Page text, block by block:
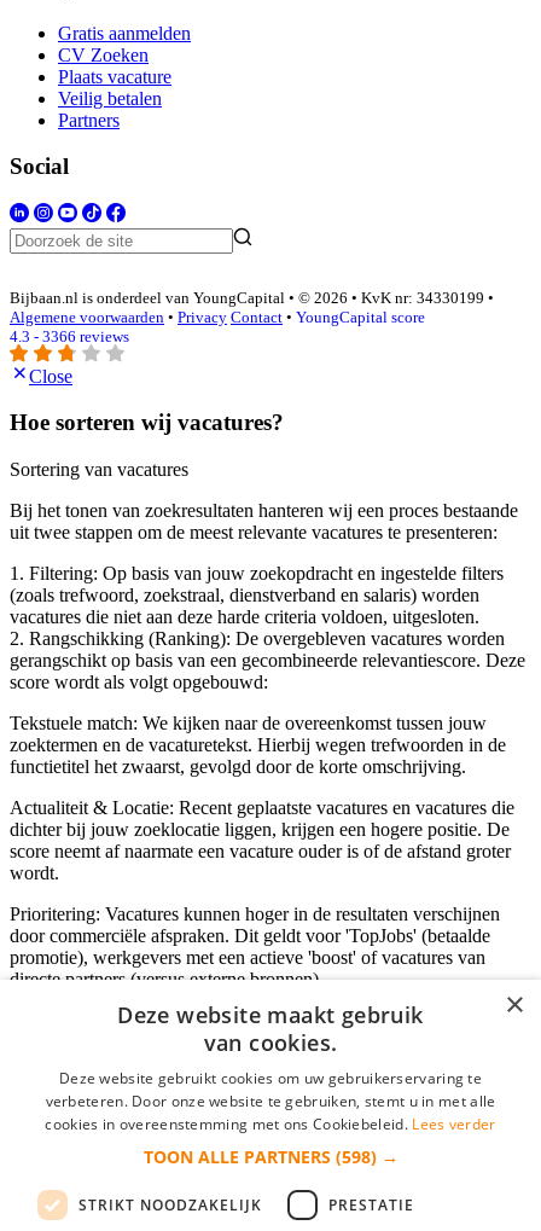
Gratis aanmelden
CV Zoeken
Plaats vacature
Veilig betalen
Partners
Social
Bijbaan.nl is onderdeel van YoungCapital • © 2026 • KvK nr: 34330199 •
Algemene voorwaarden • Privacy Contact • YoungCapital score
4.3 - 3366 reviews
Close
Hoe sorteren wij vacatures?
Sortering van vacatures
Bij het tonen van zoekresultaten hanteren wij een proces bestaande
uit twee stappen om de meest relevante vacatures te presenteren:
1. Filtering: Op basis van jouw zoekopdracht en ingestelde filters
(zoals trefwoord, zoekstraal, dienstverband en salaris) worden
vacatures die niet aan deze harde criteria voldoen, uitgesloten.
2. Rangschikking (Ranking): De overgebleven vacatures worden
gerangschikt op basis van een gecombineerde relevantiescore. Deze
score wordt als volgt opgebouwd:
Tekstuele match: We kijken naar de overeenkomst tussen jouw
zoektermen en de vacaturetekst. Hierbij wegen trefwoorden in de
functietitel het zwaarst, gevolgd door de korte omschrijving.
Actualiteit & Locatie: Recent geplaatste vacatures en vacatures die
dichter bij jouw zoeklocatie liggen, krijgen een hogere positie. De
score neemt af naarmate een vacature ouder is of de afstand groter
wordt.
Prioritering: Vacatures kunnen hoger in de resultaten verschijnen
door commerciële afspraken. Dit geldt voor 'TopJobs' (betaalde
promotie), werkgevers met een actieve 'boost' of vacatures van
directe partners (versus externe bronnen).
Inloggen als bedrijf
*
login gegevens onthouden
×
Deze website maakt gebruik
van cookies.
Deze website gebruikt cookies om uw gebruikerservaring te
verbeteren. Door onze website te gebruiken, stemt u in met alle
cookies in overeenstemming met ons Cookiebeleid. Lees verder
TOON ALLE PARTNERS (598) →
STRIKT NOODZAKELIJK PRESTATIE